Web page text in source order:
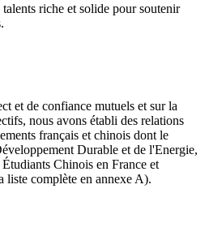
talents riche et solide pour soutenir
et de confiance mutuels et sur la
nous avons établi des relations
français et chinois dont le
Durable et de l'Energie,
Chinois en France et
complète en annexe A).